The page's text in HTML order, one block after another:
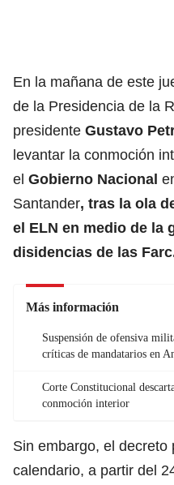
En la mañana de este
de la Presidencia de la
presidente Gustavo
levantar la conmoción
el Gobierno Nacional
Santander, tras la ola
el ELN en medio de la
disidencias de las
Más información
Suspensión de ofensiva
críticas de mandatarios en
Corte Constitucional
conmoción interior
Sin embargo, el
calendario, a partir del